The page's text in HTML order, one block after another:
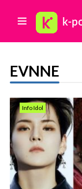
EVNNE
Info Idol